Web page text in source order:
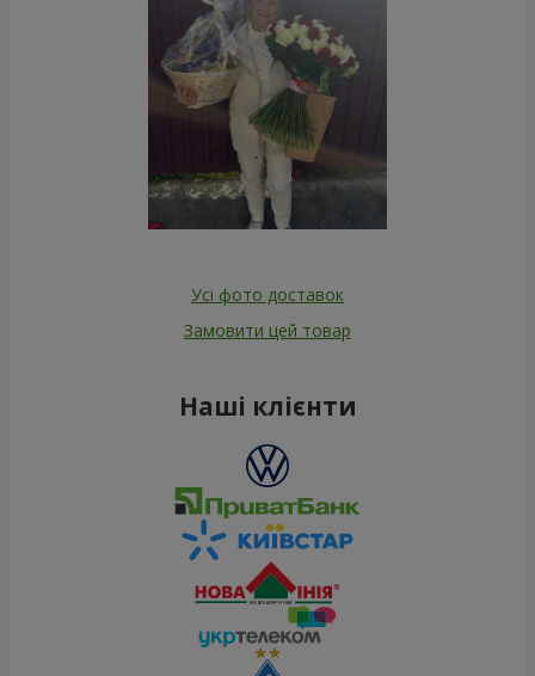
Усі фото доставок
Замовити цей товар
Наші клієнти